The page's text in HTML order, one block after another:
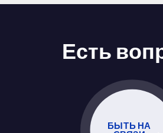
Есть
БЫТЬ НА